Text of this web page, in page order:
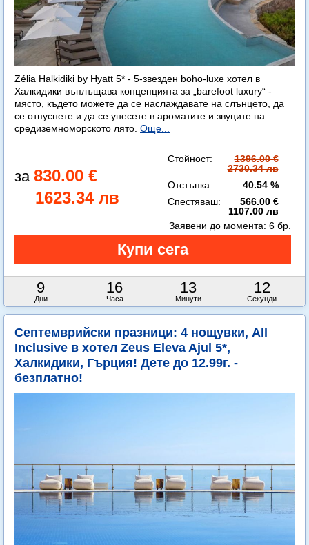
Zélia Halkidiki by Hyatt 5* - 5-звезден boho-luxe хотел в
Халкидики въплъщава концепцията за „barefoot luxury“ -
място, където можете да се наслаждавате на слънцето, да
се отпуснете и да се унесете в ароматите и звуците на
средиземноморското лято. Още...
830.00 €
1623.34 лв
Стойност:
1396.00 €
2730.34 лв
Отстъпка:
40.54 %
Спестяваш:
566.00 €
1107.00 лв
9
Дни
16
Часа
13
Минути
11
Секунди
Заявени до момента: 6 бр.
Септемврийски празници: 4 нощувки, All
Inclusive в хотел Zeus Eleva Ajul 5*,
Халкидики, Гърция! Дете до 12.99г. -
безплатно!